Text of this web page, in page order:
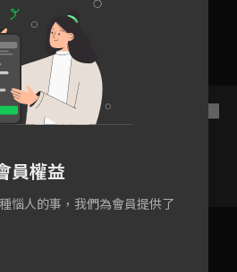
員權益
惱人的事，我們為會員提供了